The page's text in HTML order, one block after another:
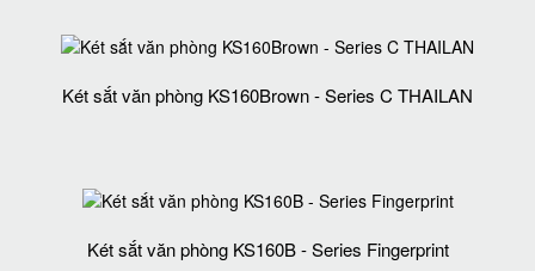
Két sắt văn phòng KS160Brown - Series C THAILAN
Két sắt văn phòng KS160B - Series Fingerprint